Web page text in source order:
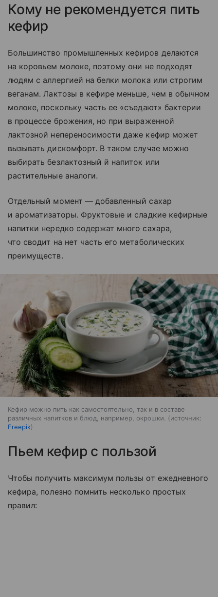
Кому не рекомендуется пить
кефир
Большинство промышленных кефиров делаются
на коровьем молоке, поэтому они не подходят
людям с аллергией на белки молока или строгим
веганам. Лактозы в кефире меньше, чем в обычном
молоке, поскольку часть ее «съедают» бактерии
в процессе брожения, но при выраженной
лактозной непереносимости даже кефир может
вызывать дискомфорт. В таком случае можно
выбирать безлактозный й напиток или
растительные аналоги.
Отдельный момент — добавленный сахар
и ароматизаторы. Фруктовые и сладкие кефирные
напитки нередко содержат много сахара,
что сводит на нет часть его метаболических
преимуществ.
Кефир можно пить как самостоятельно, так и в составе
различных напитков и блюд, например, окрошки.
источник:
Freepik
Пьем кефир с пользой
Чтобы получить максимум пользы от ежедневного
кефира, полезно помнить несколько простых
правил: